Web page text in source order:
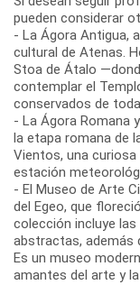
pueden considerar
- La Ágora Antigua,
cultural de Atenas.
Stoa de Átalo
contemplar el
conservados de
- La Ágora Romana
la etapa romana de
Vientos, una
estación
- El Museo de Arte
del Egeo, que
colección incluye
abstractas, además
Es un museo
amantes del arte y